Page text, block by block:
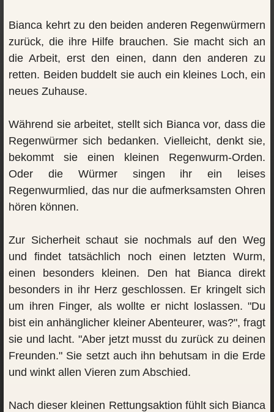
Bianca kehrt zu den beiden anderen Regenwürmern
zurück, die ihre Hilfe brauchen. Sie macht sich an
die Arbeit, erst den einen, dann den anderen zu
retten. Beiden buddelt sie auch ein kleines Loch, ein
neues Zuhause.
Während sie arbeitet, stellt sich Bianca vor, dass die
Regenwürmer sich bedanken. Vielleicht, denkt sie,
bekommt sie einen kleinen Regenwurm-Orden.
Oder die Würmer singen ihr ein leises
Regenwurmlied, das nur die aufmerksamsten Ohren
hören können.
Zur Sicherheit schaut sie nochmals auf den Weg
und findet tatsächlich noch einen letzten Wurm,
einen besonders kleinen. Den hat Bianca direkt
besonders in ihr Herz geschlossen. Er kringelt sich
um ihren Finger, als wollte er nicht loslassen. "Du
bist ein anhänglicher kleiner Abenteurer, was?", fragt
sie und lacht. "Aber jetzt musst du zurück zu deinen
Freunden." Sie setzt auch ihn behutsam in die Erde
und winkt allen Vieren zum Abschied.
Nach dieser kleinen Rettungsaktion fühlt sich Bianca